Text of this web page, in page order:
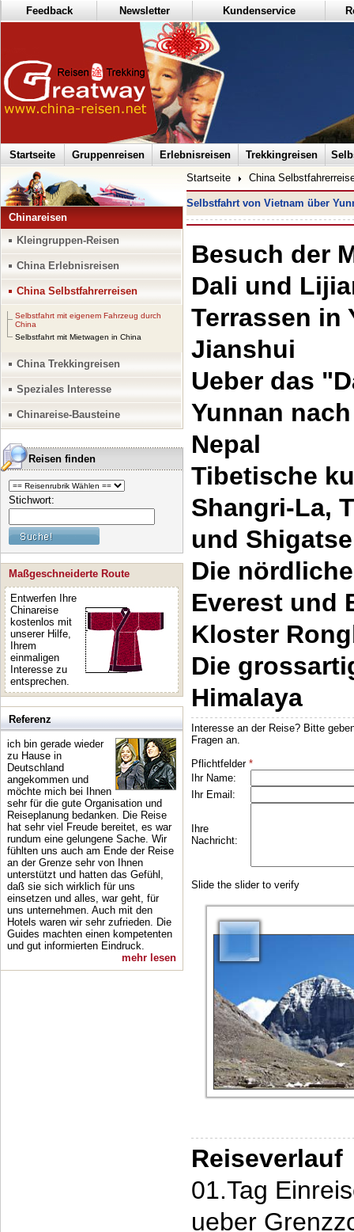
Feedback Newsletter Kundenservice
Startseite Gruppenreisen Erlebnisreisen Trekkingreisen
Chinareisen
Kleingruppen-Reisen
China Erlebnisreisen
China Selbstfahrerreisen
Selbstfahrt mit eigenem Fahrzeug durch
China
Selbstfahrt mit Mietwagen in China
China Trekkingreisen
Speziales Interesse
Chinareise-Bausteine
Reisen finden
Stichwort:
Maßgeschneiderte Route
Entwerfen Ihre
Chinareise
kostenlos mit
unserer Hilfe,
Ihrem
einmaligen
Interesse zu
entsprechen.
Referenz
ich bin gerade wieder
zu Hause in
Deutschland
angekommen und
möchte mich bei Ihnen
sehr für die gute Organisation und
Reiseplanung bedanken. Die Reise
hat sehr viel Freude bereitet, es war
rundum eine gelungene Sache. Wir
fühlten uns auch am Ende der Reise
an der Grenze sehr von Ihnen
unterstützt und hatten das Gefühl,
daß sie sich wirklich für uns
einsetzen und alles, war geht, für
uns unternehmen. Auch mit den
Hotels waren wir sehr zufrieden. Die
Guides machten einen kompetenten
und gut informierten Eindruck.
mehr lesen
Startseite China
Selbstfahrt von Vietnam über
Besuch der
Dali und
Terrassen in
Jianshui
Ueber das
Yunnan
Nepal
Tibetische
Shangri-La,
und Shigatse
Die
Everest und
Kloster
Die
Himalaya
Reiseverlauf
01.Tag
ueber